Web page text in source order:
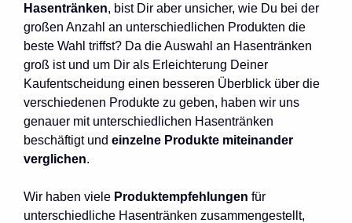
Hasentränken, bist Dir aber unsicher, wie Du bei der
großen Anzahl an unterschiedlichen Produkten die
beste Wahl triffst? Da die Auswahl an Hasentränken
groß ist und um Dir als Erleichterung Deiner
Kaufentscheidung einen besseren Überblick über die
verschiedenen Produkte zu geben, haben wir uns
genauer mit unterschiedlichen Hasentränken
beschäftigt und einzelne Produkte miteinander
verglichen.
Wir haben viele Produktempfehlungen für
unterschiedliche Hasentränken zusammengestellt,